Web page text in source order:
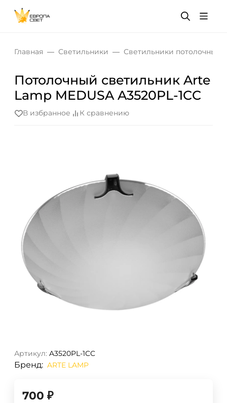
Главная Светильники Светильники потолочные
Потолочный светильник Arte
Lamp MEDUSA A3520PL-1CC
В избранное К сравнению
Артикул: A3520PL-1CC
Бренд: ARTE LAMP
700 ₽